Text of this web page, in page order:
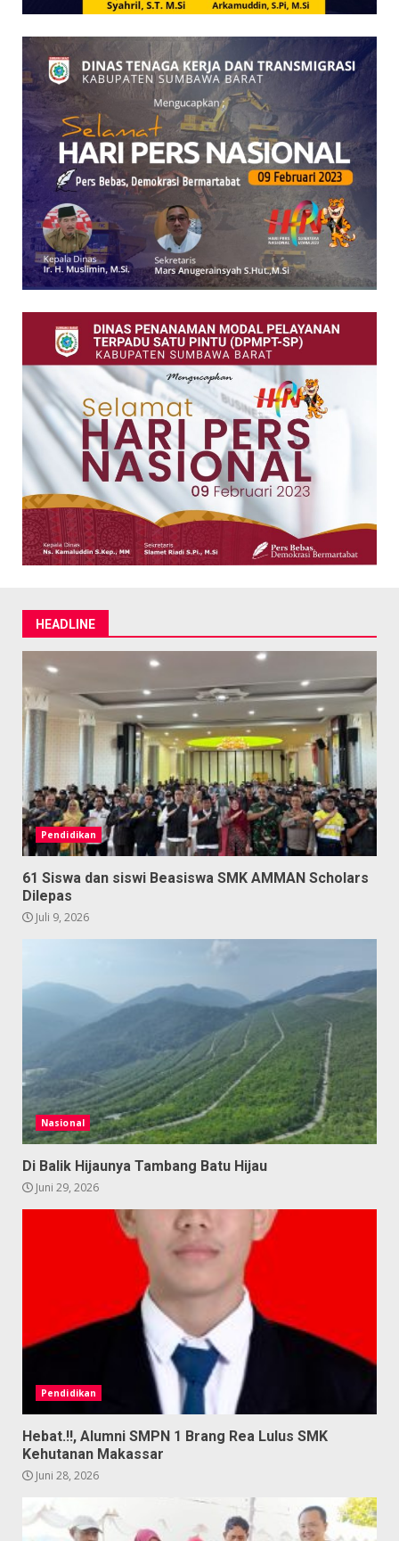
HEADLINE
Pendidikan
61 Siswa dan siswi Beasiswa SMK AMMAN Scholars
Dilepas
Juli 9, 2026
Nasional
Di Balik Hijaunya Tambang Batu Hijau
Juni 29, 2026
Pendidikan
Hebat.!!, Alumni SMPN 1 Brang Rea Lulus SMK
Kehutanan Makassar
Juni 28, 2026